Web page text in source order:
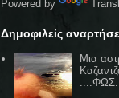
Powered by
Δημοφιλείς
Μια